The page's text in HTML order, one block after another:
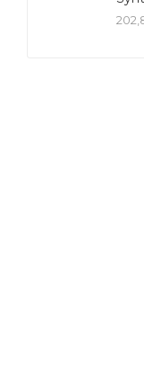
топлива
благодаря